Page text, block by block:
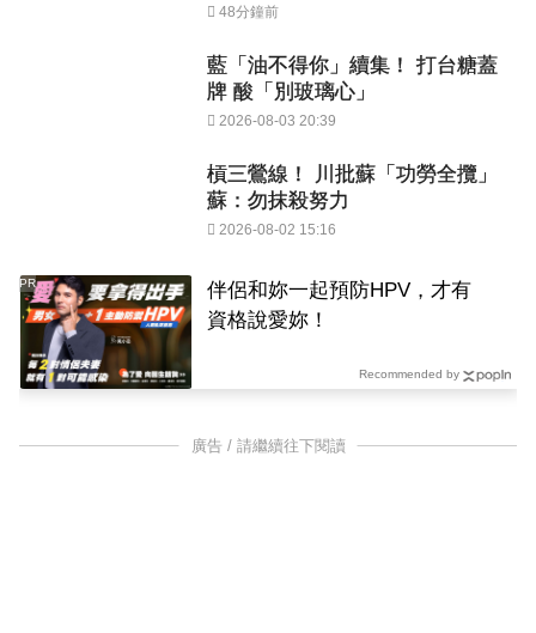
48分鐘前
藍「油不得你」續集！ 打台糖蓋
牌 酸「別玻璃心」
2026-08-03 20:39
槓三鶯線！ 川批蘇「功勞全攬」
蘇：勿抹殺努力
2026-08-02 15:16
伴侶和妳一起預防HPV，才有
資格說愛妳！
PR
Recommended by
廣告 / 請繼續往下閱讀